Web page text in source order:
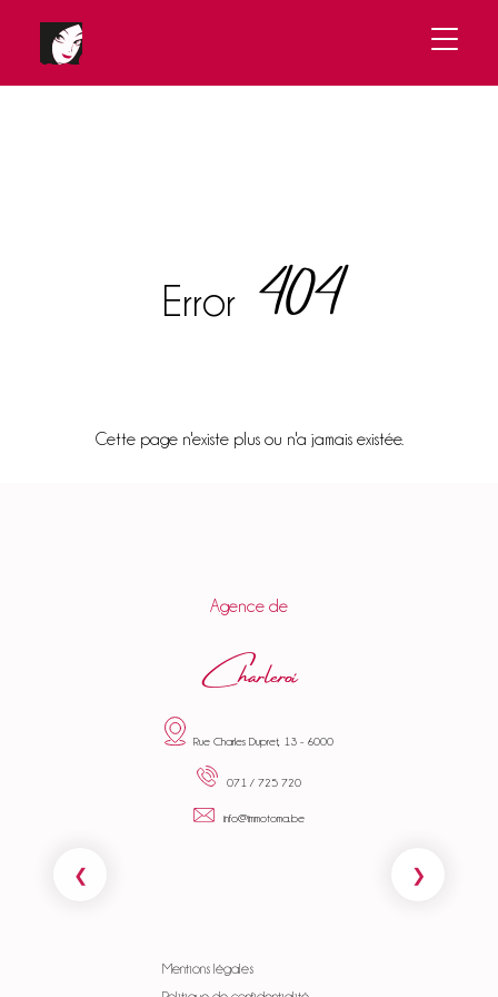
Error404
Cette page n'existe plus ou n'a jamais existée.
Agence de
Charleroi
Rue Charles Dupret, 13 - 6000
071 / 725 720
info@immotoma.be
Mentions légales